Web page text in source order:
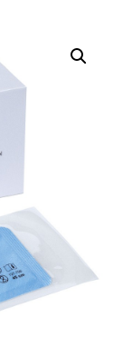
l'image